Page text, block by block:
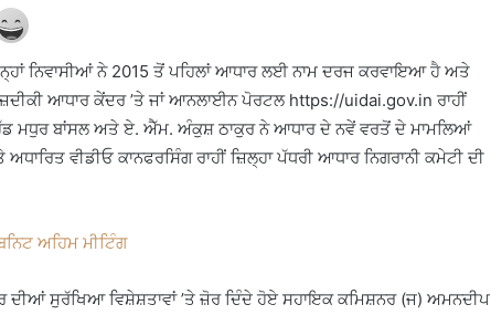
ਨਿਵਾਸੀਆਂ ਨੇ 2015 ਤੋਂ ਪਹਿਲਾਂ ਆਧਾਰ ਲਈ ਨਾਮ ਦਰਜ ਕਰਵਾਇਆ ਹੈ ਅਤੇ
ਆਧਾਰ ਕੇਂਦਰ ’ਤੇ ਜਾਂ ਆਨਲਾਈਨ ਪੋਰਟਲ https://uidai.gov.in ਰਾਹੀਂ
ਮਧੁਰ ਬਾਂਸਲ ਅਤੇ ਏ. ਐੱਮ. ਅੰਕੁਸ਼ ਠਾਕੁਰ ਨੇ ਆਧਾਰ ਦੇ ਨਵੇਂ ਵਰਤੋਂ ਦੇ ਮਾਮਲਿਆਂ
ਵੀਡੀਓ ਕਾਨਫਰਸਿੰਗ ਰਾਹੀਂ ਜ਼ਿਲ੍ਹਾ ਪੱਧਰੀ ਆਧਾਰ ਨਿਗਰਾਨੀ ਕਮੇਟੀ ਦੀ
ਅਹਿਮ ਮੀਟਿੰਗ
ਸੁਰੱਖਿਆ ਵਿਸ਼ੇਸ਼ਤਾਵਾਂ ’ਤੇ ਜ਼ੋਰ ਦਿੰਦੇ ਹੋਏ ਸਹਾਇਕ ਕਮਿਸ਼ਨਰ (ਜ) ਅਮਨਦੀਪ